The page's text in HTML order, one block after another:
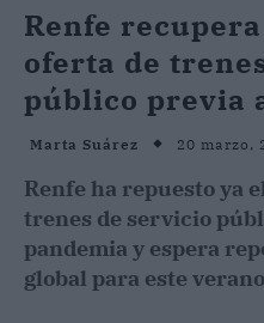
Renfe
oferta de
público previa
Marta Suárez 20 marzo,
Renfe ha repuesto ya
trenes de servicio
pandemia y espera
global para este